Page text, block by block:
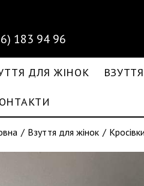
183 94 96
ДЛЯ ЖІНОК
Взуття для жінок Кросівки